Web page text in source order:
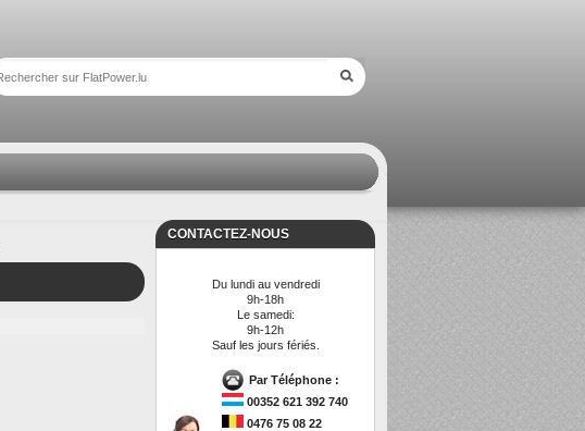
CONTACTEZ-NOUS
Du lundi au vendredi
9h-18h
Le samedi:
9h-12h
Sauf les jours fériés.
Par Téléphone :
00352 621 392 740
0476 75 08 22